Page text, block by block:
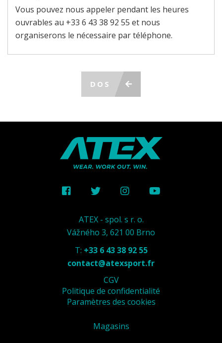
Vous pouvez nous appeler pendant les heures
ouvrables au +33 6 43 38 92 55 et nous
organiserons le nécessaire par téléphone.
DOS
ATEX - spol. s r. o.
Vážného 3, 621 00 Brno
T: +33 6 43 38 92 55
contact@atexsport.fr
CGV
Politique de confidentialité
Paramètres des cookies
Magasins